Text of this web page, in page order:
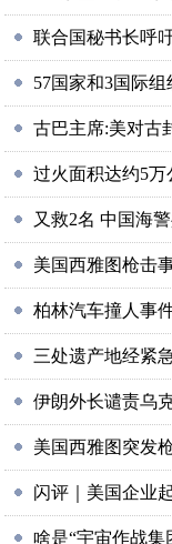
联合国秘书长呼
57国家和3国际
古巴主席:美对古
过火面积达约5
又救2名 中国海
美国西雅图枪击
柏林汽车撞人事
三处遗产地经紧
伊朗外长谴责乌
美国西雅图突发
闪评｜美国企业
啥是“宇宙作战集